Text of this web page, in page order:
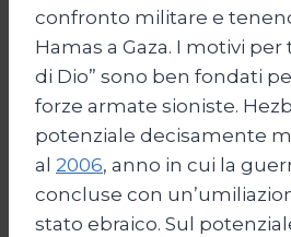
confronto militare e
Hamas a Gaza. I motivi
di Dio” sono ben fondati
forze armate sioniste.
potenziale decisamente
al 2006, anno in cui la
concluse con
stato ebraico. Sul